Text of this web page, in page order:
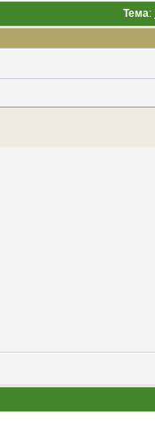
Тема: